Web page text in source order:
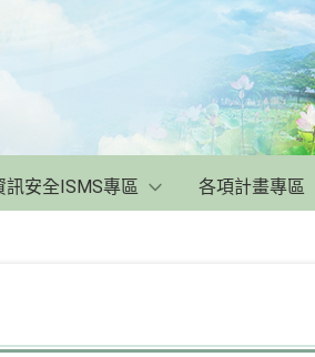
訊安全ISMS專區 各項計畫專區